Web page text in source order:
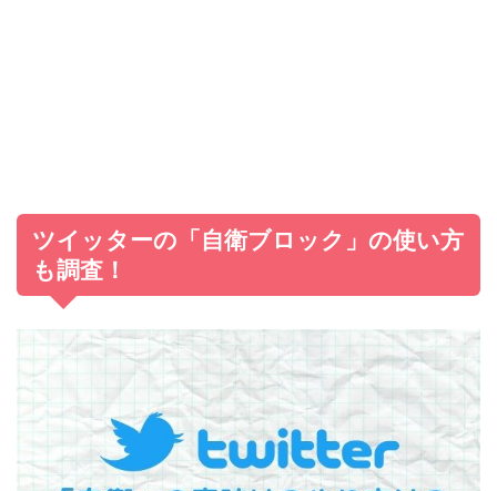
ツイッターの「自衛ブロック」の使い方
も調査！